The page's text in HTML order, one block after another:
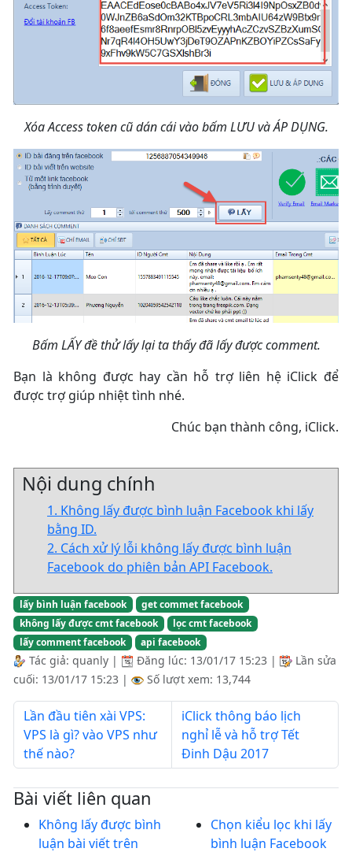
Xóa Access token cũ dán cái vào bấm LƯU và ÁP DỤNG.
Bấm LẤY đề thử lấy lại ta thấy đã lấy được comment.
Bạn là không được hay cần hỗ trợ liên hệ iClick để
được trợ giúp nhiệt tình nhé.
Chúc bạn thành công, iClick.
Nội dung chính
1. Không lấy được bình luận Facebook khi lấy
bằng ID.
2. Cách xử lý lỗi không lấy được bình luận
Facebook do phiên bản API Facebook.
lấy bình luận facebook
get commet facebook
không lấy được cmt facebook
lọc cmt facebook
lấy comment facebook
api facebook
Tác giả: quanly | Đăng lúc: 13/01/17 15:23 |
Lần sửa
cuối: 13/01/17 15:23 | Số lượt xem: 13,744
Lần đầu tiên xài VPS:
VPS là gì? vào VPS như
thế nào?
iClick thông báo lịch
nghỉ lễ và hỗ trợ Tết
Đinh Dậu 2017
Bài viết liên quan
Không lấy được bình
luận bài viết trên
Chọn kiểu lọc khi lấy
bình luận Facebook